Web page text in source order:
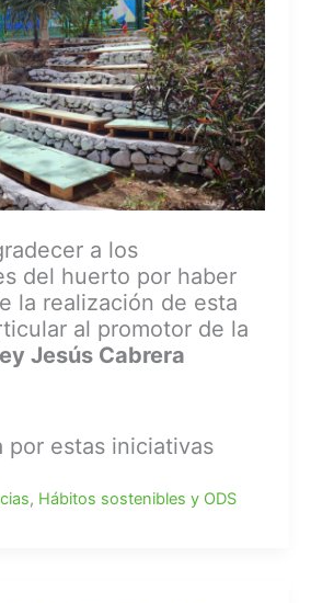
a los
del huerto por haber
la realización de esta
al promotor de la
Jesús Cabrera
por estas iniciativas
, Hábitos sostenibles y ODS